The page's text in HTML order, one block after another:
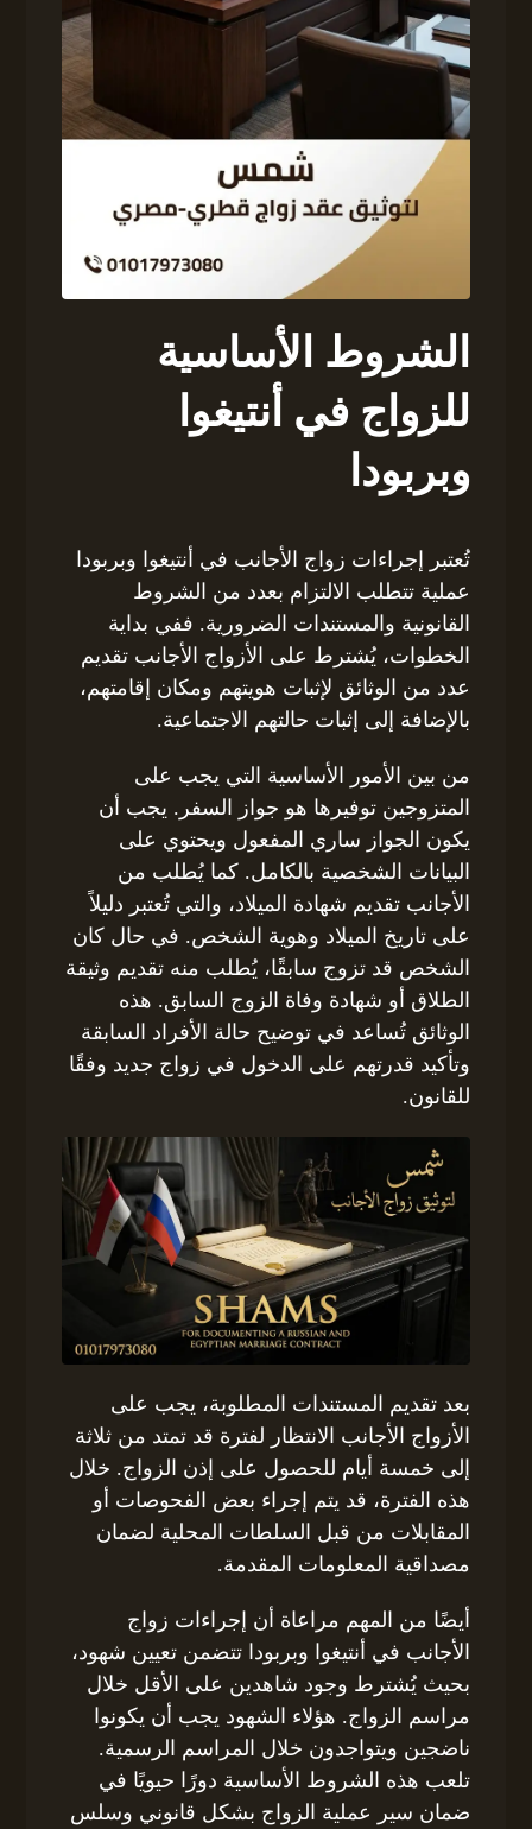
الشروط الأساسية
للزواج في أنتيغوا
وبربودا
تُعتبر إجراءات زواج الأجانب في أنتيغوا وبربودا
عملية تتطلب الالتزام بعدد من الشروط
القانونية والمستندات الضرورية. ففي بداية
الخطوات، يُشترط على الأزواج الأجانب تقديم
عدد من الوثائق لإثبات هويتهم ومكان إقامتهم،
بالإضافة إلى إثبات حالتهم الاجتماعية.
من بين الأمور الأساسية التي يجب على
المتزوجين توفيرها هو جواز السفر. يجب أن
يكون الجواز ساري المفعول ويحتوي على
البيانات الشخصية بالكامل. كما يُطلب من
الأجانب تقديم شهادة الميلاد، والتي تُعتبر دليلاً
على تاريخ الميلاد وهوية الشخص. في حال كان
الشخص قد تزوج سابقًا، يُطلب منه تقديم وثيقة
الطلاق أو شهادة وفاة الزوج السابق. هذه
الوثائق تُساعد في توضيح حالة الأفراد السابقة
وتأكيد قدرتهم على الدخول في زواج جديد وفقًا
للقانون.
بعد تقديم المستندات المطلوبة، يجب على
الأزواج الأجانب الانتظار لفترة قد تمتد من ثلاثة
إلى خمسة أيام للحصول على إذن الزواج. خلال
هذه الفترة، قد يتم إجراء بعض الفحوصات أو
المقابلات من قبل السلطات المحلية لضمان
مصداقية المعلومات المقدمة.
أيضًا من المهم مراعاة أن إجراءات زواج
الأجانب في أنتيغوا وبربودا تتضمن تعيين شهود،
بحيث يُشترط وجود شاهدين على الأقل خلال
مراسم الزواج. هؤلاء الشهود يجب أن يكونوا
ناضجين ويتواجدون خلال المراسم الرسمية.
تلعب هذه الشروط الأساسية دورًا حيويًا في
ضمان سير عملية الزواج بشكل قانوني وسلس